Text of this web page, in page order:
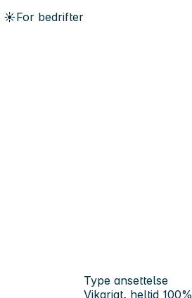
☀️For bedrifter
Type ansettelse
Vikariat, heltid 100%